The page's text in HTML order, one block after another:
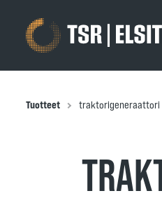
Tuotteet traktorigeneraattori